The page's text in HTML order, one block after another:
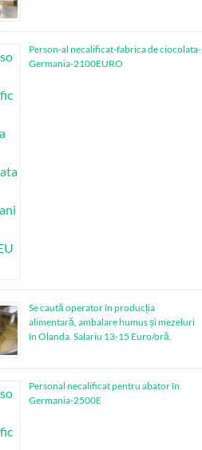
Person-al necalificat-fabrica de ciocolata-
Germania-2100EURO
Se caută operator în producția
alimentară, ambalare humus și mezeluri
în Olanda. Salariu 13-15 Euro/oră.
Personal necalificat pentru abator în
Germania-2500E